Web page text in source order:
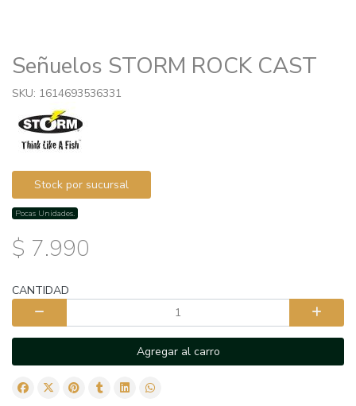
Señuelos STORM ROCK CAST
SKU: 1614693536331
Stock por sucursal
Pocas Unidades.
$ 7.990
CANTIDAD
Agregar al carro